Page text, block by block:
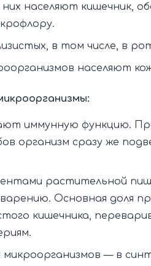
населяют кишечник,
в том числе, в
населяют
иммунную функцию.
организм сразу же
растительной
Основная доля
кишечника,
микроорганизмов — в